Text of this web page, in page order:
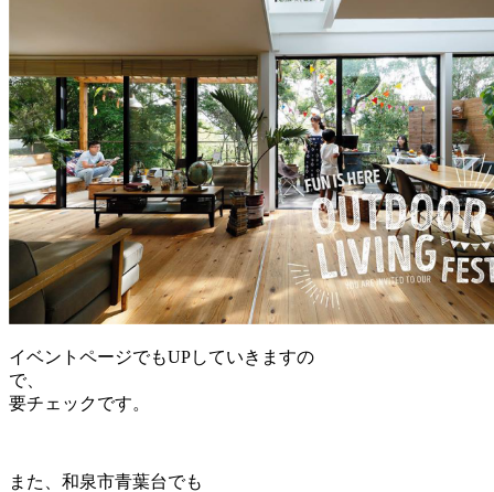
イベントページでもUPしていきますの
で、
要チェックです。
また、和泉市青葉台でも